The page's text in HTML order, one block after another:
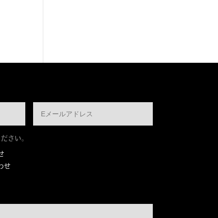
さい。
せ